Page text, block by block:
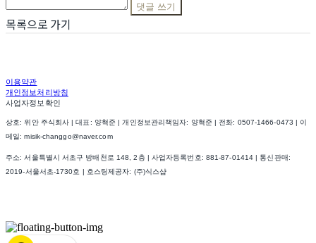
댓글 쓰기
목록으로 가기
이용약관
개인정보처리방침
사업자정보확인
상호: 위안 주식회사 | 대표: 양혁준 | 개인정보관리책임자: 양혁준 | 전화: 0507-1466-0473 | 이
메일: misik-changgo@naver.com
주소: 서울특별시 서초구 방배천로 148, 2층 | 사업자등록번호: 881-87-01414 | 통신판매:
2019-서울서초-1730호
| 호스팅제공자: (주)식스샵